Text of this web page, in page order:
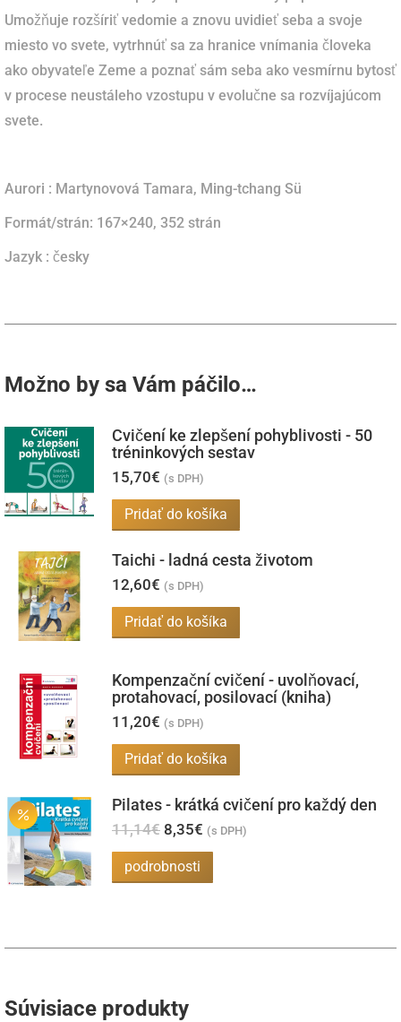
Umožňuje rozšíriť vedomie a znovu uvidieť seba a svoje
miesto vo svete, vytrhnúť sa za hranice vnímania človeka
ako obyvateľe Zeme a poznať sám seba ako vesmírnu bytosť
v procese neustáleho vzostupu v evolučne sa rozvíjajúcom
svete.
Aurori : Martynovová Tamara, Ming-tchang Sü
Formát/strán: 167×240, 352 strán
Jazyk : česky
Možno by sa Vám páčilo…
Cvičení ke zlepšení pohyblivosti - 50
tréninkových sestav
15,70€ (s DPH)
Pridať do košíka
Taichi - ladná cesta životom
12,60€ (s DPH)
Pridať do košíka
Kompenzační cvičení - uvolňovací,
protahovací, posilovací (kniha)
11,20€ (s DPH)
Pridať do košíka
Pilates - krátká cvičení pro každý den
11,14€ Pôvodná
bola:
11,14€.
8,35€ Aktuálna
(s DPH)
podrobnosti
Súvisiace produkty